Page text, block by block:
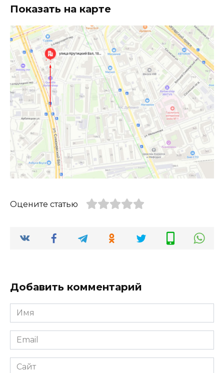
Показать на карте
Оцените статью
Добавить комментарий
Имя
*
Email
*
Сайт